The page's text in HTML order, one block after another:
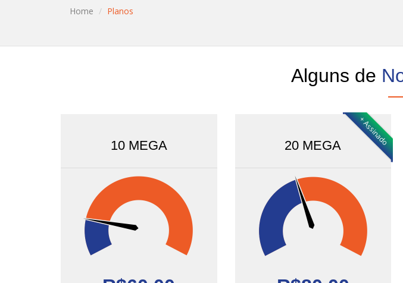
Home Planos
Alguns de
10 MEGA + Assinado
20 MEGA